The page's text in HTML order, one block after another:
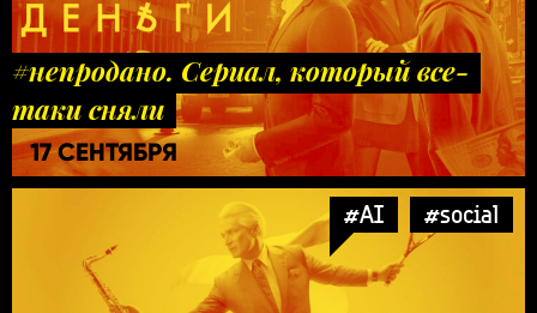
#непродано. Сериал, который все-
таки сняли
17 СЕНТЯБРЯ
#AI #social